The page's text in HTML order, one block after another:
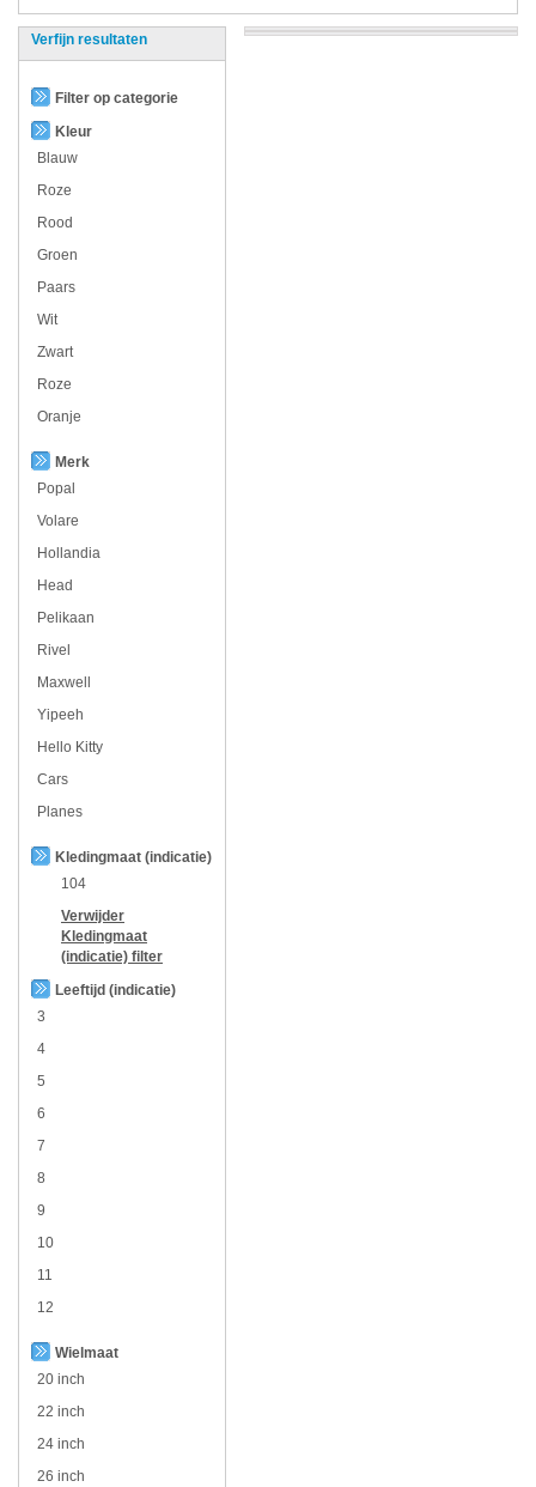
Verfijn resultaten
Filter op categorie
Kleur
Blauw
Roze
Rood
Groen
Paars
Wit
Zwart
Roze
Oranje
Merk
Popal
Volare
Hollandia
Head
Pelikaan
Rivel
Maxwell
Yipeeh
Hello Kitty
Cars
Planes
Kledingmaat (indicatie)
104
Verwijder
Kledingmaat
(indicatie) filter
Leeftijd (indicatie)
3
4
5
6
7
8
9
10
11
12
Wielmaat
20 inch
22 inch
24 inch
26 inch